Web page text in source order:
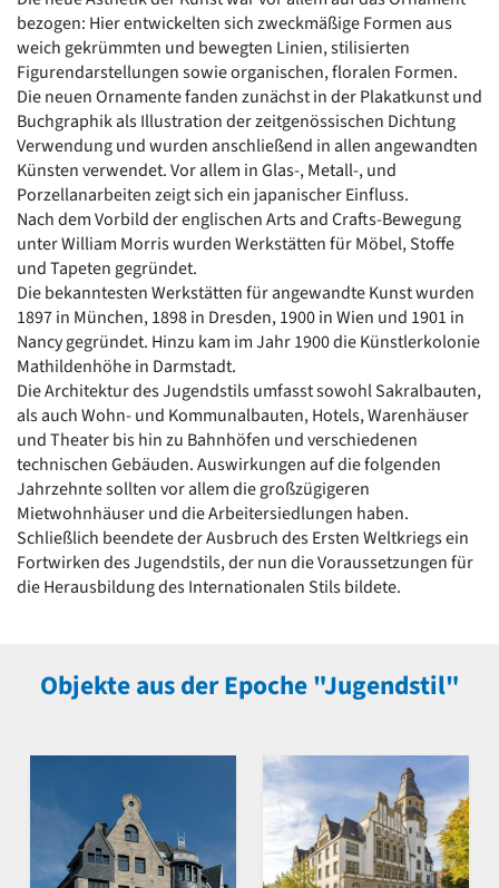
bezogen: Hier entwickelten sich zweckmäßige Formen aus
weich gekrümmten und bewegten Linien, stilisierten
Figurendarstellungen sowie organischen, floralen Formen.
Die neuen Ornamente fanden zunächst in der Plakatkunst und
Buchgraphik als Illustration der zeitgenössischen Dichtung
Verwendung und wurden anschließend in allen angewandten
Künsten verwendet. Vor allem in Glas-, Metall-, und
Porzellanarbeiten zeigt sich ein japanischer Einfluss.
Nach dem Vorbild der englischen Arts and Crafts-Bewegung
unter William Morris wurden Werkstätten für Möbel, Stoffe
und Tapeten gegründet.
Die bekanntesten Werkstätten für angewandte Kunst wurden
1897 in München, 1898 in Dresden, 1900 in Wien und 1901 in
Nancy gegründet. Hinzu kam im Jahr 1900 die Künstlerkolonie
Mathildenhöhe in Darmstadt.
Die Architektur des Jugendstils umfasst sowohl Sakralbauten,
als auch Wohn- und Kommunalbauten, Hotels, Warenhäuser
und Theater bis hin zu Bahnhöfen und verschiedenen
technischen Gebäuden. Auswirkungen auf die folgenden
Jahrzehnte sollten vor allem die großzügigeren
Mietwohnhäuser und die Arbeitersiedlungen haben.
Schließlich beendete der Ausbruch des Ersten Weltkriegs ein
Fortwirken des Jugendstils, der nun die Voraussetzungen für
die Herausbildung des Internationalen Stils bildete.
Objekte aus der Epoche "Jugendstil"